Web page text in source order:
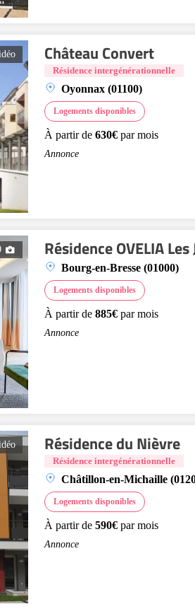
Château Convert
Résidence intergénérationnelle
Oyonnax (01100)
Logements disponibles
À partir de 630€par mois
Annonce
Résidence OVELIA
Bourg-en-Bresse (01000)
Logements disponibles
À partir de 885€par mois
Annonce
Résidence du Nièvre
Résidence intergénérationnelle
Châtillon-en-Michaille
Logements disponibles
À partir de 590€par mois
Annonce